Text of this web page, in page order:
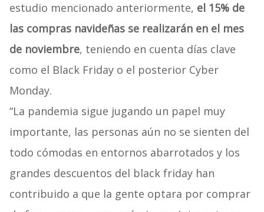
estudio mencionado anteriormente, el 15% de
las compras navideñas se realizarán en el mes
de noviembre, teniendo en cuenta días clave
como el Black Friday o el posterior Cyber
Monday.
“La pandemia sigue jugando un papel muy
importante, las personas aún no se sienten del
todo cómodas en entornos abarrotados y los
grandes descuentos del black friday han
contribuido a que la gente optara por comprar